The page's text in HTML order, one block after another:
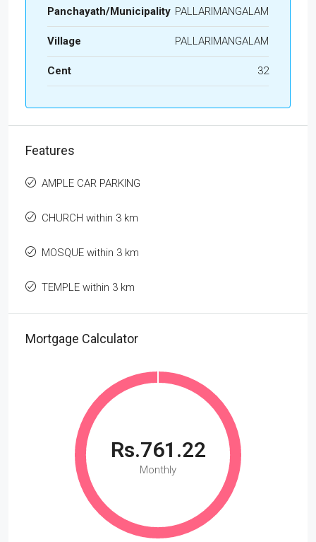
Panchayath/Municipality PALLARIMANGALAM
Village PALLARIMANGALAM
Cent 32
Features
AMPLE CAR PARKING
CHURCH within 3 km
MOSQUE within 3 km
TEMPLE within 3 km
Mortgage Calculator
Rs.761.22
Monthly